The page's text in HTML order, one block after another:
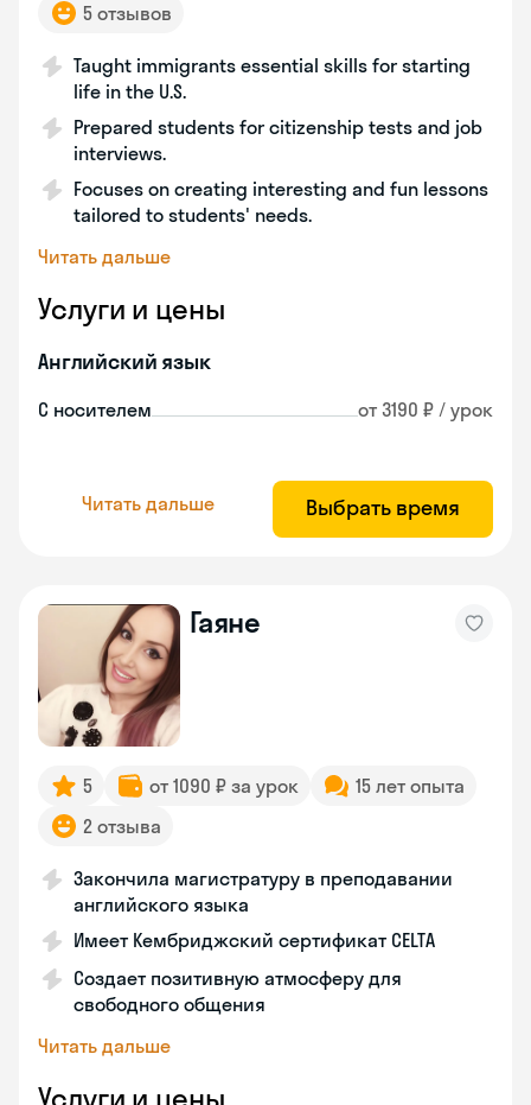
5 отзывов
Taught immigrants essential skills for starting
life in the U.S.
Prepared students for citizenship tests and job
interviews.
Focuses on creating interesting and fun lessons
tailored to students' needs.
Читать дальше
Услуги и цены
Английский язык
С носителем от 3190 ₽ / урок
Читать дальше Выбрать время
Гаяне
5 от 1090 ₽ за урок
15 лет опыта
2 отзыва
Закончила магистратуру в преподавании
английского языка
Имеет Кембриджский сертификат CELTA
Создает позитивную атмосферу для
свободного общения
Читать дальше
Услуги и цены